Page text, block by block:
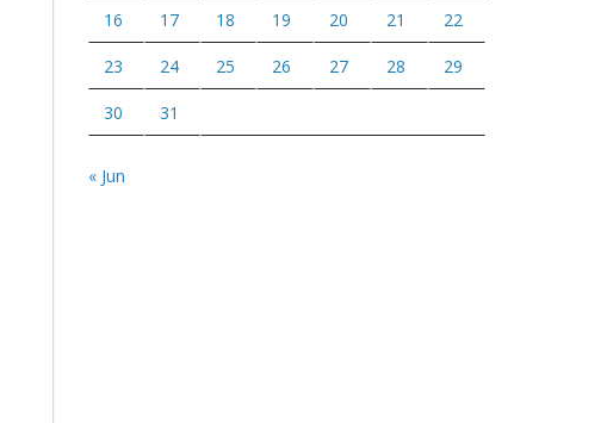
16 17 18 19 20 21 22
23 24 25 26 27 28 29
30 31
« Jun